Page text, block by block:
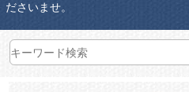
ださいませ。